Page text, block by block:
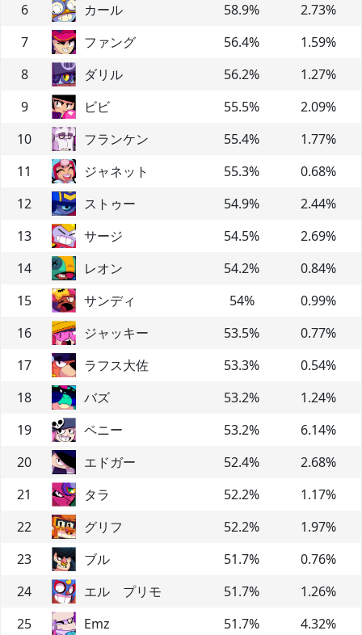
6
カール 58.9% 2.73%
7
ファング 56.4% 1.59%
8
ダリル 56.2% 1.27%
9
ビビ 55.5% 2.09%
10
フランケン 55.4% 1.77%
11
ジャネット 55.3% 0.68%
12
ストゥー 54.9% 2.44%
13
サージ 54.5% 2.69%
14
レオン 54.2% 0.84%
15
サンディ 54% 0.99%
16
ジャッキー 53.5% 0.77%
17
ラフス大佐 53.3% 0.54%
18
バズ 53.2% 1.24%
19
ペニー 53.2% 6.14%
20
エドガー 52.4% 2.68%
21
タラ 52.2% 1.17%
22
グリフ 52.2% 1.97%
23
ブル 51.7% 0.76%
24
エル プリモ 51.7% 1.26%
25
Emz 51.7% 4.32%